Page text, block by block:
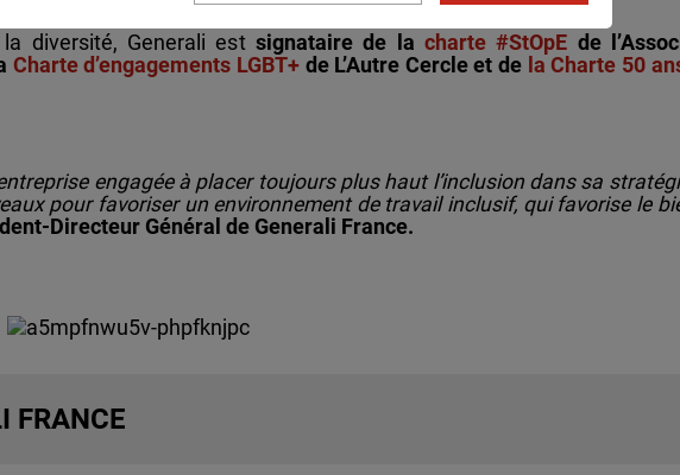
diversité, Generali est signataire de lacharte #StOpE de
Charte d’engagements LGBT+de L’Autre Cercle et de la Charte 50
engagée à placer toujours plus haut l’inclusion dans sa
pour favoriser un environnement de travail inclusif, qui favorise le
Directeur Général de Generali France.
FRANCE